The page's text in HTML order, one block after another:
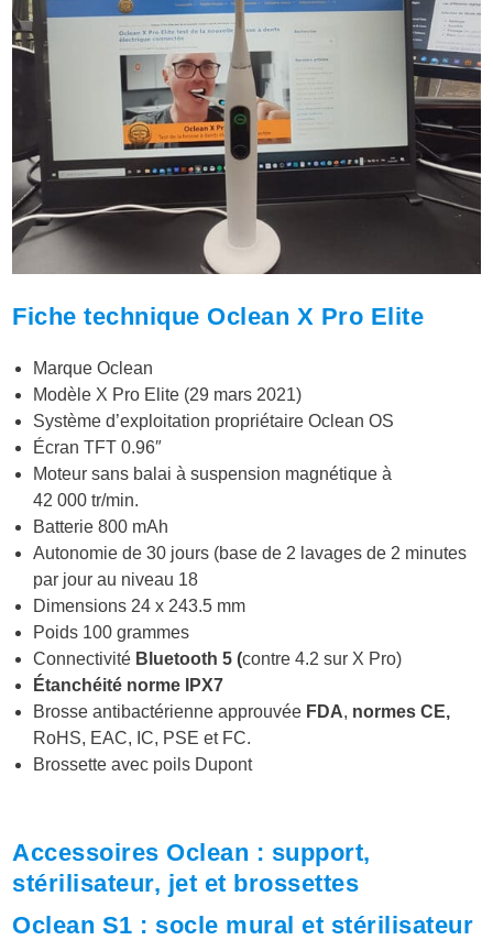
Fiche technique Oclean X Pro Elite
Marque Oclean
Modèle X Pro Elite (29 mars 2021)
Système d’exploitation propriétaire Oclean OS
Écran TFT 0.96″
Moteur sans balai à suspension magnétique à
42 000 tr/min.
Batterie 800 mAh
Autonomie de 30 jours (base de 2 lavages de 2 minutes
par jour au niveau 18
Dimensions 24 x 243.5 mm
Poids 100 grammes
Connectivité Bluetooth 5 (contre 4.2 sur X Pro)
Étanchéité norme IPX7
Brosse antibactérienne approuvée FDA, normes CE,
RoHS, EAC, IC, PSE et FC.
Brossette avec poils Dupont
Accessoires Oclean : support,
stérilisateur, jet et brossettes
Oclean S1 : socle mural et stérilisateur